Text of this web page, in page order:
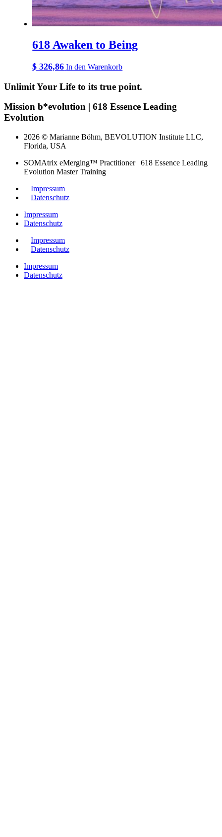
618 Awaken to Being
$ 326,86 In den Warenkorb
Unlimit Your Life to its true point.
Mission b*evolution | 618 Essence Leading
Evolution
2026 © Marianne Böhm, BEVOLUTION Institute LLC,
Florida, USA
SOMAtrix eMerging™ Practitioner | 618 Essence Leading
Evolution Master Training
Impressum
Datenschutz
Impressum
Datenschutz
Impressum
Datenschutz
Impressum
Datenschutz